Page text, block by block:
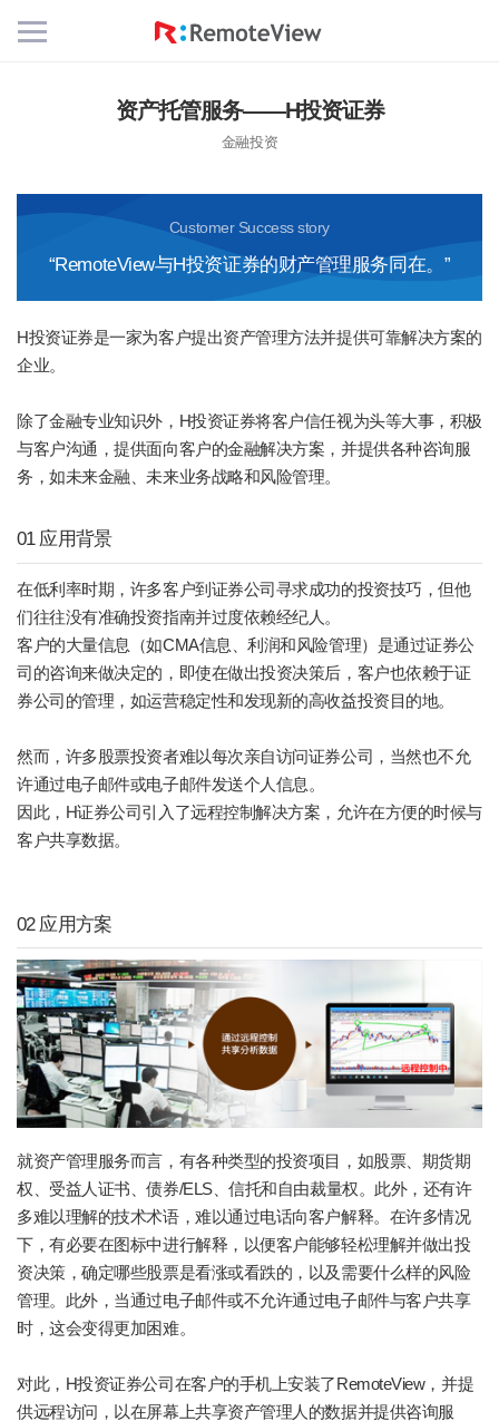
Mobile
资产托管服务——H投资证券
金融投资
Customer Success story
“RemoteView与H投资证券的财产管理服务同在。”
H投资证券是一家为客户提出资产管理方法并提供可靠解决方案的
企业。
除了金融专业知识外，H投资证券将客户信任视为头等大事，积极
与客户沟通，提供面向客户的金融解决方案，并提供各种咨询服
务，如未来金融、未来业务战略和风险管理。
01 应用背景
在低利率时期，许多客户到证券公司寻求成功的投资技巧，但他
们往往没有准确投资指南并过度依赖经纪人。
客户的大量信息（如CMA信息、利润和风险管理）是通过证券公
司的咨询来做决定的，即使在做出投资决策后，客户也依赖于证
券公司的管理，如运营稳定性和发现新的高收益投资目的地。
然而，许多股票投资者难以每次亲自访问证券公司，当然也不允
许通过电子邮件或电子邮件发送个人信息。
因此，H证券公司引入了远程控制解决方案，允许在方便的时候与
客户共享数据。
02 应用方案
就资产管理服务而言，有各种类型的投资项目，如股票、期货期
权、受益人证书、债券/ELS、信托和自由裁量权。此外，还有许
多难以理解的技术术语，难以通过电话向客户解释。在许多情况
下，有必要在图标中进行解释，以便客户能够轻松理解并做出投
资决策，确定哪些股票是看涨或看跌的，以及需要什么样的风险
管理。此外，当通过电子邮件或不允许通过电子邮件与客户共享
时，这会变得更加困难。
对此，H投资证券公司在客户的手机上安装了RemoteView，并提
供远程访问，以在屏幕上共享资产管理人的数据并提供咨询服